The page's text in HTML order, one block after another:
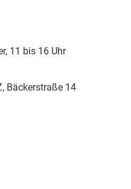
11 bis 16 Uhr
Bäckerstraße 14